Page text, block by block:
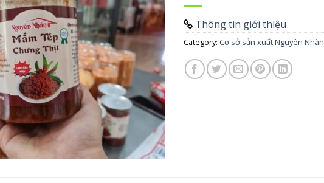
Thông tin giới thiệu
Category: Cơ sở sản xuất Nguyên Nhàn